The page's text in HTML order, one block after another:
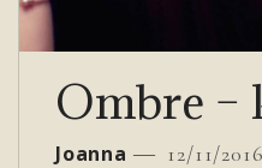
Ombre –
Joanna 12/11/2016